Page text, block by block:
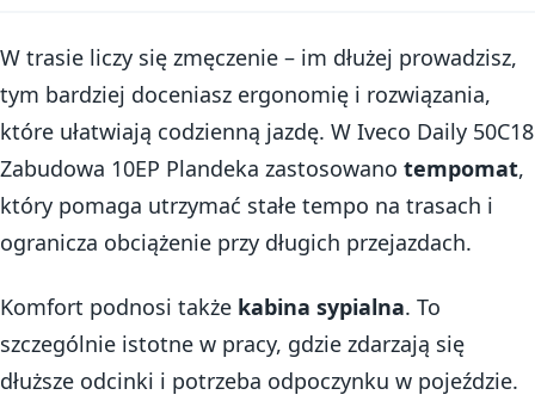
W trasie liczy się zmęczenie – im dłużej prowadzisz,
tym bardziej doceniasz ergonomię i rozwiązania,
które ułatwiają codzienną jazdę. W Iveco Daily 50C18
Zabudowa 10EP Plandeka zastosowano tempomat,
który pomaga utrzymać stałe tempo na trasach i
ogranicza obciążenie przy długich przejazdach.
Komfort podnosi także kabina sypialna. To
szczególnie istotne w pracy, gdzie zdarzają się
dłuższe odcinki i potrzeba odpoczynku w pojeździe.